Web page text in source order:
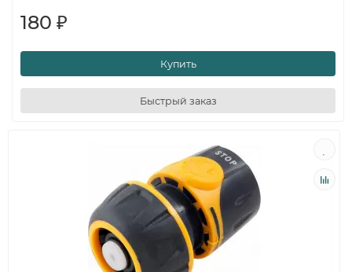
180 ₽
Купить
Быстрый заказ